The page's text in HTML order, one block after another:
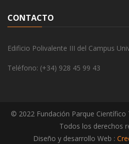
CONTACTO
Edificio Polivalente III del Campus
Teléfono: (+34) 928 45 99 43
© 2022 Fundación Parque Científico
Todos los derechos
Diseño y desarrollo Web :